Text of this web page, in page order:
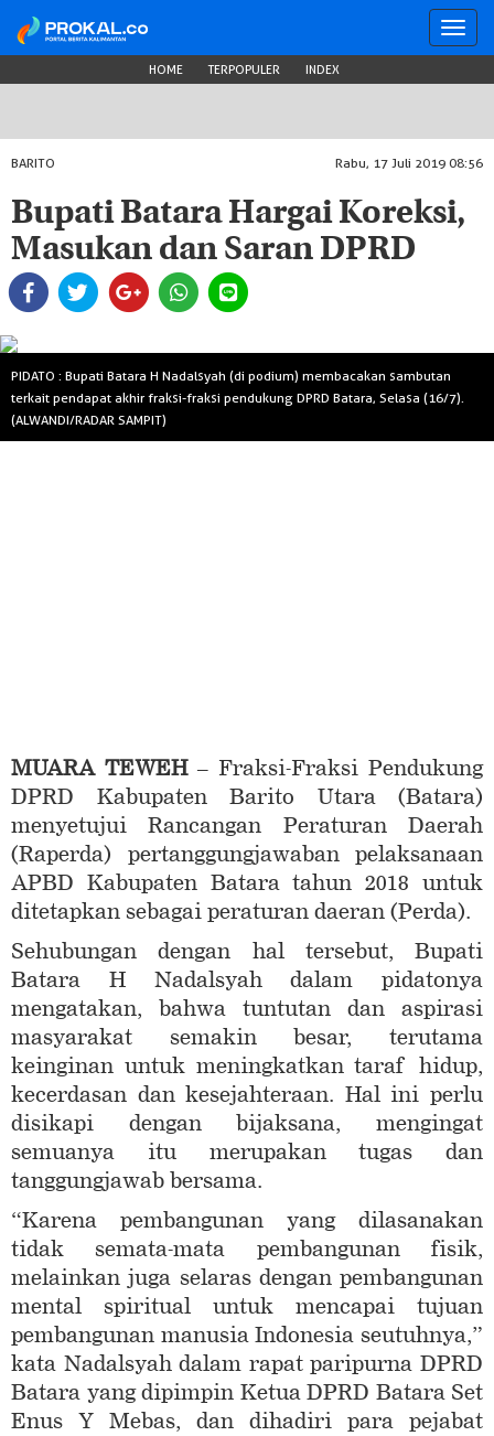
HOME TERPOPULER INDEX
BARITO Rabu, 17 Juli 2019 08:56
Bupati Batara Hargai Koreksi,
Masukan dan Saran DPRD
PIDATO : Bupati Batara H Nadalsyah (di podium) membacakan sambutan
terkait pendapat akhir fraksi-fraksi pendukung DPRD Batara, Selasa (16/7).
(ALWANDI/RADAR SAMPIT)
MUARA TEWEH– Fraksi-Fraksi Pendukung
DPRD Kabupaten Barito Utara (Batara)
menyetujui Rancangan Peraturan Daerah
(Raperda) pertanggungjawaban pelaksanaan
APBD Kabupaten Batara tahun 2018 untuk
ditetapkan sebagai peraturan daeran (Perda).
Sehubungan dengan hal tersebut, Bupati
Batara H Nadalsyah dalam pidatonya
mengatakan, bahwa tuntutan dan aspirasi
masyarakat semakin besar, terutama
keinginan untuk meningkatkan taraf hidup,
kecerdasan dan kesejahteraan. Hal ini perlu
disikapi dengan bijaksana, mengingat
semuanya itu merupakan tugas dan
tanggungjawab bersama.
“Karena pembangunan yang dilasanakan
tidak semata-mata pembangunan fisik,
melainkan juga selaras dengan pembangunan
mental spiritual untuk mencapai tujuan
pembangunan manusia Indonesia seutuhnya,”
kata Nadalsyah dalam rapat paripurna DPRD
Batara yang dipimpin Ketua DPRD Batara Set
Enus Y Mebas, dan dihadiri para pejabat